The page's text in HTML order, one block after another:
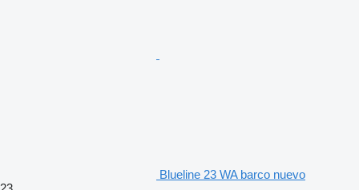
Blueline 23 WA barco nuevo